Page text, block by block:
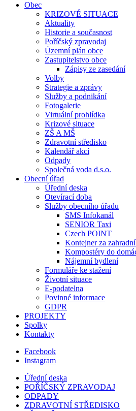
Obec
KRIZOVÉ SITUACE
Aktuality
Historie a současnost
Poříčský zpravodaj
Územní plán obce
Zastupitelstvo obce
Zápisy ze zasedání
Volby
Strategie a zprávy
Služby a podnikání
Fotogalerie
Virtuální prohlídka
Krizové situace
ZŠ A MŠ
Zdravotní středisko
Kalendář akcí
Odpady
Společná voda d.s.o.
Obecní úřad
Úřední deska
Otevírací doba
Služby obecního úřadu
SMS Infokanál
SENIOR Taxi
Czech POINT
Kontejner za
Kompostéry do
Nájemní bydlení
Formuláře ke stažení
Životní situace
E-podatelna
Povinné informace
GDPR
PROJEKTY
Spolky
Kontakty
Facebook
Instagram
Úřední deska
POŘÍČSKÝ ZPRAVODAJ
ODPADY
ZDRAVOTNÍ STŘEDISKO